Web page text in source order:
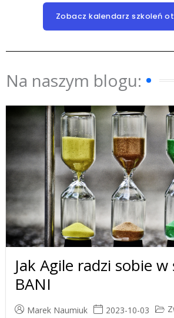
Zobacz kalendarz szkoleń
Na naszym blogu:
Jak Agile radzi sobie w
BANI
Marek Naumiuk 2023-10-03